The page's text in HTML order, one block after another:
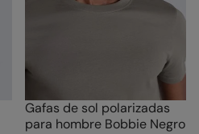
Gafas de sol polarizadas
para hombre Bobbie Negro